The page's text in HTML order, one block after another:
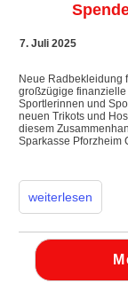
7. Juli 2025
​Neue Radbekleidung
großzügige
Sportlerinnen und
neuen Trikots und
diesem
Sparkasse Pforzheim
weiterlesen